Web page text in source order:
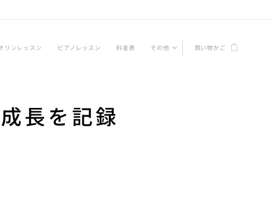
リンレッスン ピアノレッスン 料金表 その他 買い物かご
長を記録